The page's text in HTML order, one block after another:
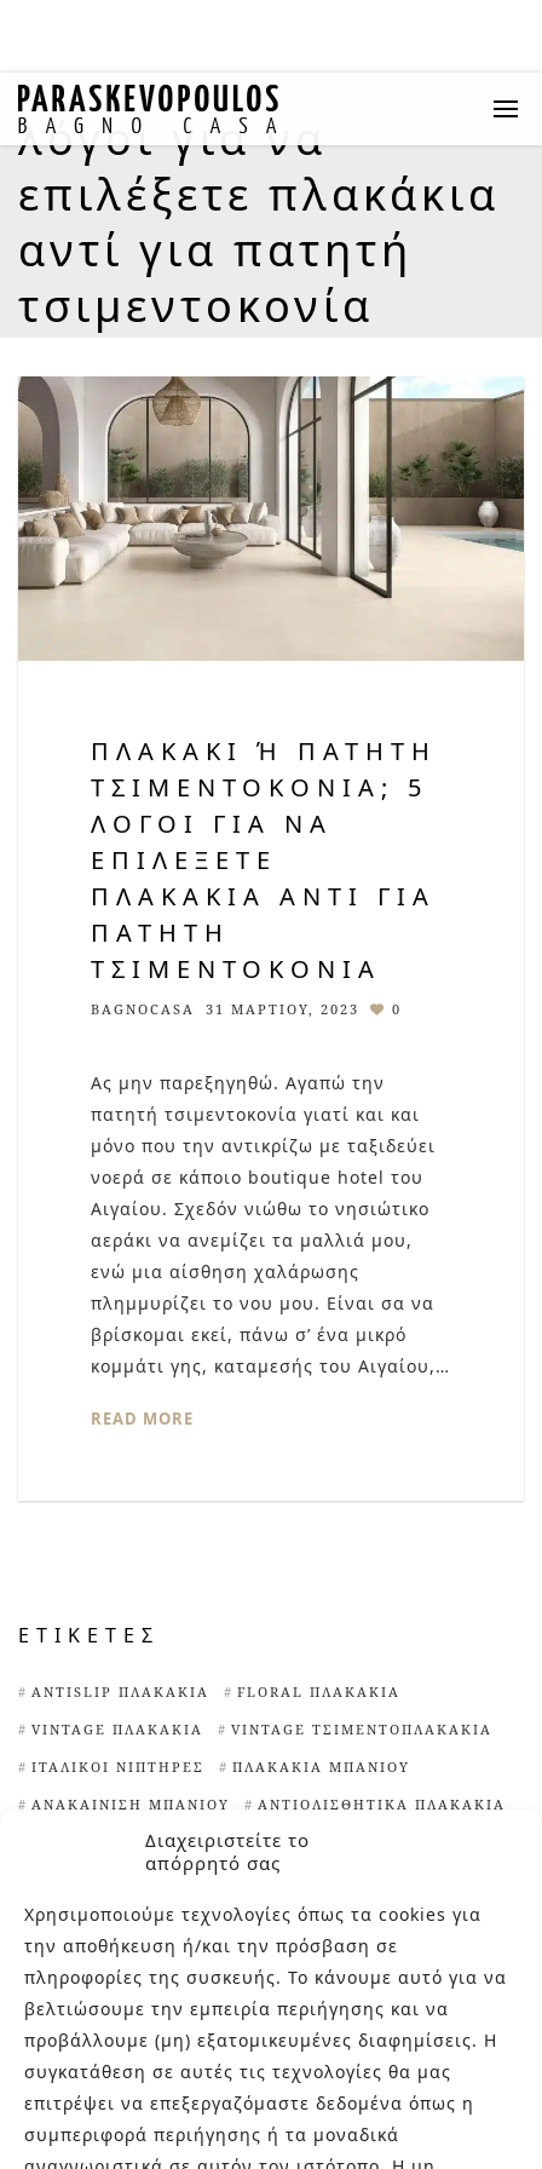
Διαχειριστείτε το
απόρρητό σας
Χρησιμοποιούμε τεχνολογίες όπως τα cookies για
την αποθήκευση ή/και την πρόσβαση σε
πληροφορίες της συσκευής. Το κάνουμε αυτό για να
βελτιώσουμε την εμπειρία περιήγησης και να
προβάλλουμε (μη) εξατομικευμένες διαφημίσεις. Η
συγκατάθεση σε αυτές τις τεχνολογίες θα μας
επιτρέψει να επεξεργαζόμαστε δεδομένα όπως η
συμπεριφορά περιήγησης ή τα μοναδικά
λόγοι για να
επιλέξετε πλακάκια
αντί για πατητή
τσιμεντοκονία
ΠΛΑΚΆΚΙ Ή ΠΑΤΗΤΉ Τ
ΣΙΜΕΝΤΟΚΟΝΊΑ; 5 Λ
ΌΓΟΙ ΓΙΑ ΝΑ Ε
ΠΙΛΈΞΕΤΕ Π
ΛΑΚΆΚΙΑ ΑΝΤΊ ΓΙΑ Π
ΑΤΗΤΉ Τ
ΣΙΜΕΝΤΟΚΟΝΊΑ
BAGNOCASA 31 ΜΑΡΤΊΟΥ, 2023 0
Ας μην παρεξηγηθώ. Αγαπώ την
πατητή τσιμεντοκονία γιατί και και
μόνο που την αντικρίζω με ταξιδεύει
νοερά σε κάποιο boutique hotel του
Αιγαίου. Σχεδόν νιώθω το νησιώτικο
αεράκι να ανεμίζει τα μαλλιά μου,
ενώ μια αίσθηση χαλάρωσης
πλημμυρίζει το νου μου. Είναι σα να
βρίσκομαι εκεί, πάνω σ’ ένα μικρό
κομμάτι γης, καταμεσής του Αιγαίου,…
READ MORE
ΕΤΙΚΈΤΕΣ
ANTISLIP ΠΛΑΚΆΚΙΑ FLORAL ΠΛΑΚΆΚΙΑ
VINTAGE ΠΛΑΚΆΚΙΑ VINTAGE ΤΣΙΜΕΝΤΟΠΛΑΚΆΚΙΑ
ΙΤΑΛΙΚΟΊ ΝΙΠΤΉΡΕΣ ΠΛΑΚΆΚΙΑ ΜΠΆΝΙΟΥ
ΑΝΑΚΑΊΝΙΣΗ ΜΠΆΝΙΟΥ ΑΝΤΙΟΛΙΣΘΗΤΙΚΆ ΠΛΑΚΆΚΙΑ
ΑΣΠΡΌΜΑΥΡΑ ΠΛΑΚΆΚΙΑ ΔΙΑΚΟΣΜΗΤΙΚΆ ΤΟΥΒΛΆΚΙΑ
ΕΊΔΗ ΥΓΙΕΙΝΉΣ ΑΘΉΝΑ ΕΞΆΓΩΝΑ ΠΛΑΚΆΚΙΑ
ΙΔΈΕΣ ΓΙΑ ΠΛΑΚΆΚΙΑ ΚΟΥΖΊΝΑΣ
ΙΔΙΑΊΤΕΡΑ ΠΛΑΚΆΚΙΑ
ΙΔΙΑΊΤΕΡΑ ΠΛΑΚΆΚΙΑ ΚΟΥΖΊΝΑΣ
ΙΔΙΑΊΤΕΡΕΣ ΨΗΦΊΔΕΣ ΠΙΣΊΝΑΣ
ΚΑΘΑΡΙΣΤΙΚΌ ΑΛΆΤΩΝ ΜΑΡΟΚΙΝΆ ΠΛΑΚΆΚΙΑ
ΜΠΑΝΙΈΡΕΣ ΕΛΕΎΘΕΡΗΣ ΤΟΠΟΘΈΤΗΣΗΣ ΝΙΠΤΉΡΕΣ
ΝΙΠΤΉΡΕΣ ΜΠΆΝΙΟΥ ΠΙΣΊΝΕΣ